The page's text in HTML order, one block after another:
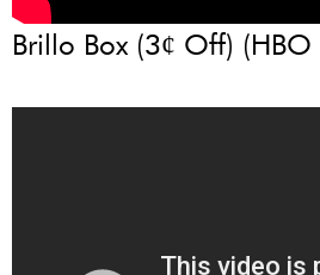
Brillo Box (3ȼ Off)